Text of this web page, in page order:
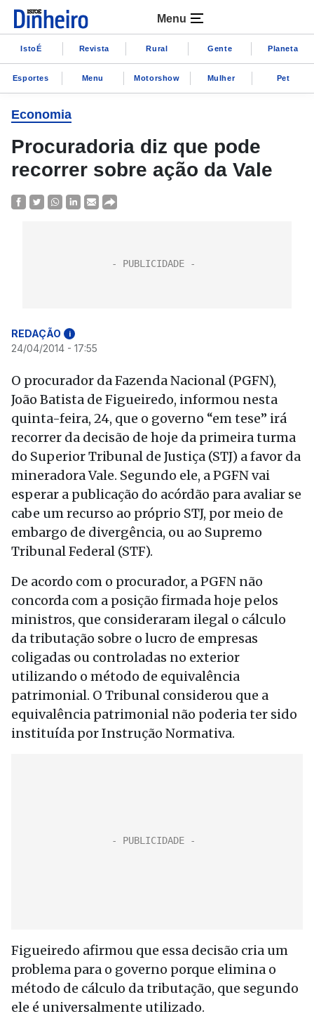
Menu
IstoÉ Revista Rural Gente Planeta
Esportes Menu Motorshow Mulher Pet
Economia
Procuradoria diz que pode
recorrer sobre ação da Vale
REDAÇÃO i
24/04/2014 - 17:55
O procurador da Fazenda Nacional (PGFN),
João Batista de Figueiredo, informou nesta
quinta-feira, 24, que o governo “em tese” irá
recorrer da decisão de hoje da primeira turma
do Superior Tribunal de Justiça (STJ) a favor da
mineradora Vale. Segundo ele, a PGFN vai
esperar a publicação do acórdão para avaliar se
cabe um recurso ao próprio STJ, por meio de
embargo de divergência, ou ao Supremo
Tribunal Federal (STF).
De acordo com o procurador, a PGFN não
concorda com a posição firmada hoje pelos
ministros, que consideraram ilegal o cálculo
da tributação sobre o lucro de empresas
coligadas ou controladas no exterior
utilizando o método de equivalência
patrimonial. O Tribunal considerou que a
equivalência patrimonial não poderia ter sido
instituída por Instrução Normativa.
Figueiredo afirmou que essa decisão cria um
problema para o governo porque elimina o
método de cálculo da tributação, que segundo
ele é universalmente utilizado.